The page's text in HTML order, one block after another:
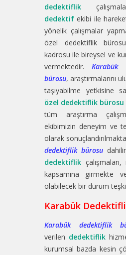
dedektiflik
dedektif ekibi ile
yönelik çalışmalar
özel dedektiflik
kadrosu ile bireysel ve
vermektedir.Karabük
bürosu, araştırmalarını
taşıyabilme yetkisine
özel dedektiflik bürosu
tüm araştırma
ekibimizin deneyim ve
olarak
dedektiflik bürosu
dedektiflik
kapsamına girmekte
olabilecek bir durum
Karabük
Karabük dedektiflik
verilen dedektiflik
kurumsal bazda kesin